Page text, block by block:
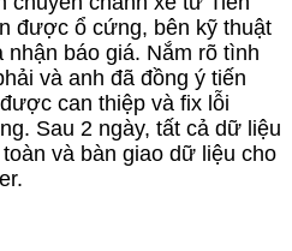
được ổ cứng, bên kỹ thuật
nhận báo giá. Nắm rõ tình
và anh đã đồng ý tiến
can thiệp và fix lỗi
Sau 2 ngày, tất cả dữ liệu
và bàn giao dữ liệu cho